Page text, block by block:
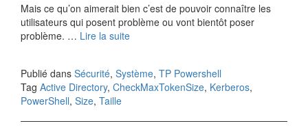
Mais ce qu’on aimerait bien c’est de pouvoir connaître les
utilisateurs qui posent problème ou vont bientôt poser
problème. … Lire la suite
Publié dans Sécurité, Système, TP Powershell
Tag Active Directory, CheckMaxTokenSize, Kerberos,
PowerShell, Size, Taille